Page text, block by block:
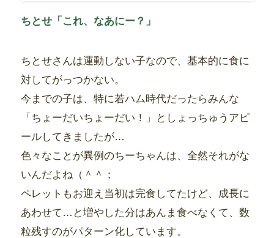
ちとせ「これ、なあにー？」
ちとせさんは運動しない子なので、基本的に食に
対してがっつかない。
今までの子は、特に若ハム時代だったらみんな
「ちょーだいちょーだい！」としょっちゅうアピ
ールしてきましたが…
色々なことが異例のちーちゃんは、全然それがな
いんだよね（＾＾；
ペレットもお迎え当初は完食してたけど、成長に
あわせて…と増やした分はあんま食べなくて、数
粒残すのがパターン化しています。